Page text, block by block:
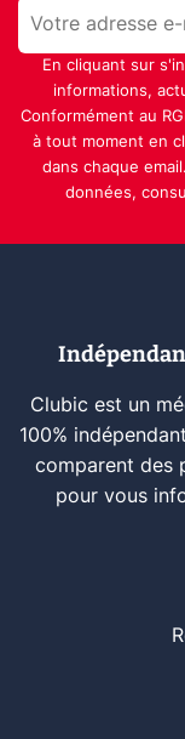
En cliquant sur
informations,
Conformément au
à tout moment en
dans chaque
données,
Clubic est un
100%
comparent des
pour vous